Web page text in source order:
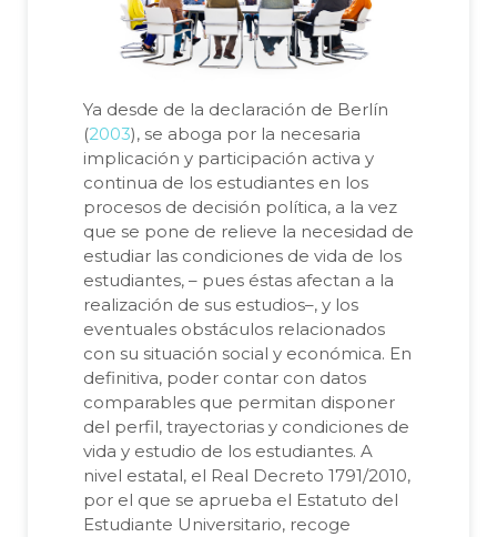
Ya desde de la declaración de Berlín
(2003), se aboga por la necesaria
implicación y participación activa y
continua de los estudiantes en los
procesos de decisión política, a la vez
que se pone de relieve la necesidad de
estudiar las condiciones de vida de los
estudiantes, – pues éstas afectan a la
realización de sus estudios–, y los
eventuales obstáculos relacionados
con su situación social y económica. En
definitiva, poder contar con datos
comparables que permitan disponer
del perfil, trayectorias y condiciones de
vida y estudio de los estudiantes. A
nivel estatal, el Real Decreto 1791/2010,
por el que se aprueba el Estatuto del
Estudiante Universitario, recoge